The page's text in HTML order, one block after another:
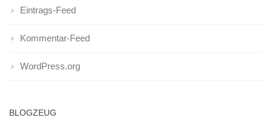
Eintrags-Feed
Kommentar-Feed
WordPress.org
BLOGZEUG